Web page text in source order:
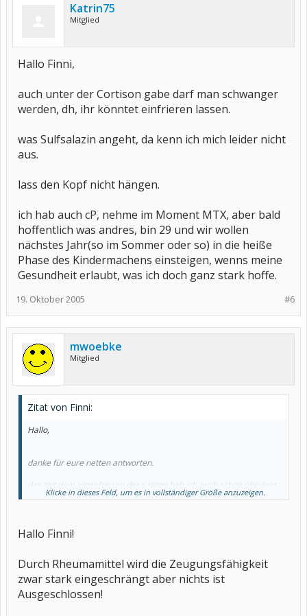
Katrin75
Mitglied
Hallo Finni,
auch unter der Cortison gabe darf man schwanger
werden, dh, ihr könntet einfrieren lassen.
was Sulfsalazin angeht, da kenn ich mich leider nicht
aus.
lass den Kopf nicht hängen.
ich hab auch cP, nehme im Moment MTX, aber bald
hoffentlich was andres, bin 29 und wir wollen
nächstes Jahr(so im Sommer oder so) in die heiße
Phase des Kindermachens einsteigen, wenns meine
Gesundheit erlaubt, was ich doch ganz stark hoffe.
#6
19. Oktober 2005
mwoebke
Mitglied
Zitat von Finni:
Hallo,
danke für eure netten antworten.
das mit dem eingefrieren der samen hab ich auch schon überlegt
aber er nimmt ja schon Kortison, also ist das schon zu spät.
dann n Kind möchten.
hemmt es die spermien?
LG Finni
Klicke in dieses Feld, um es in vollständiger Größe anzuzeigen.
Hallo Finni!
Durch Rheumamittel wird die Zeugungsfähigkeit
zwar stark eingeschrängt aber nichts ist
Ausgeschlossen!